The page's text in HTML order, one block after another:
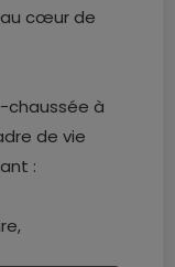
au cœur de
à
de vie
: